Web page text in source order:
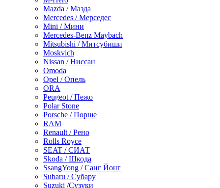
Mazda / Мазда
Mercedes / Мерседес
Mini / Мини
Mercedes-Benz Maybach
Mitsubishi / Митсубиши
Moskvich
Nissan / Ниссан
Omoda
Opel / Опель
ORA
Peugeot / Пежо
Polar Stone
Porsche / Порше
RAM
Renault / Рено
Rolls Royce
SEAT / СИАТ
Skoda / Шкода
SsangYong / Санг Йонг
Subaru / Субару
Suzuki /Сузуки